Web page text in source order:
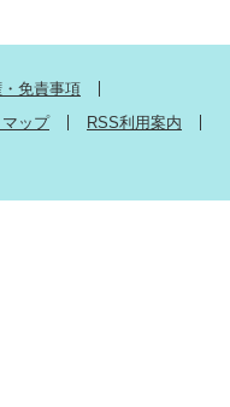
免責事項
ップ
RSS利用案内